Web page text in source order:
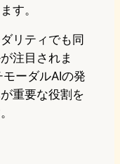
す。
リティでも同
注目されま
ーダルAIの発
重要な役割を